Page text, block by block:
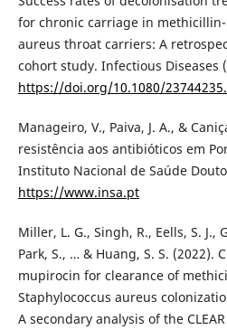
for chronic carriage in
aureus throat carriers: A
cohort study. Infectious Diseases
https://doi.org/10.1080/
Manageiro, V., Paiva, J. A., &
resistência aos antibióticos em
Instituto Nacional de Saúde
https://www.insa.pt
Miller, L. G., Singh, R., Eells, S. J.,
Park, S., … & Huang, S. S. (2022).
mupirocin for clearance of
Staphylococcus aureus
A secondary analysis of the